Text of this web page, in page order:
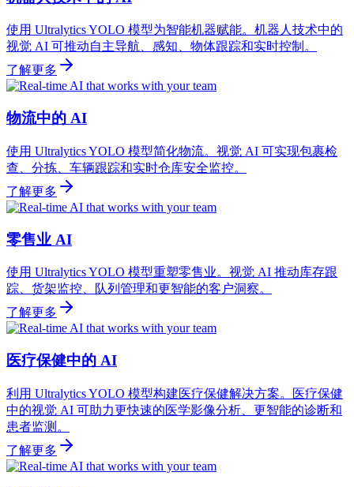
使用 Ultralytics YOLO 模型为智能机器赋能。机器人技术中的
视觉 AI 可推动自主导航、感知、物体跟踪和实时控制。
了解更多
物流中的 AI
使用 Ultralytics YOLO 模型简化物流。视觉 AI 可实现包裹检
查、分拣、车辆跟踪和实时仓库安全监控。
了解更多
零售业 AI
使用 Ultralytics YOLO 模型重塑零售业。视觉 AI 推动库存跟
踪、货架监控、队列管理和更智能的客户洞察。
了解更多
医疗保健中的 AI
利用 Ultralytics YOLO 模型构建医疗保健解决方案。医疗保健
中的视觉 AI 可助力更快速的医学影像分析、更智能的诊断和
患者监测。
了解更多